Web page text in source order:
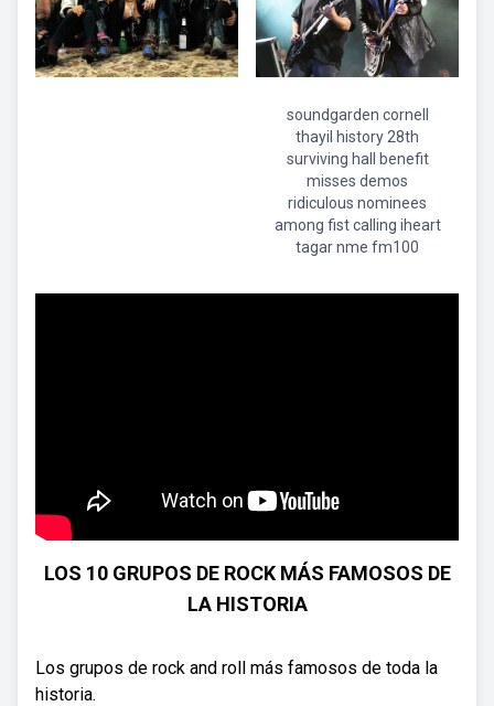
soundgarden cornell
thayil history 28th
surviving hall benefit
misses demos
ridiculous nominees
among fist calling iheart
tagar nme fm100
LOS 10 GRUPOS DE ROCK MÁS FAMOSOS DE
LA HISTORIA
Los grupos de rock and roll más famosos de toda la
historia.